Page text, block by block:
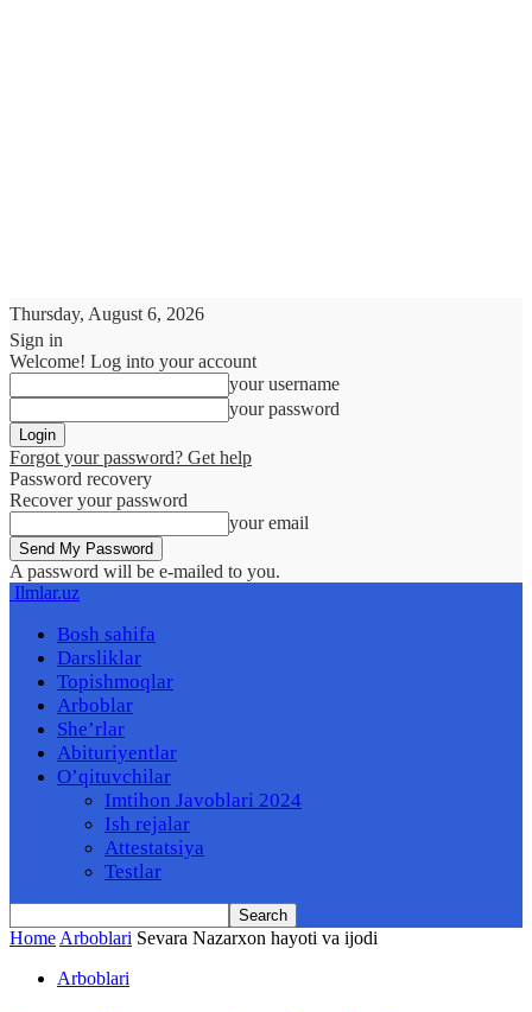
Thursday, August 6, 2026
Sign in
Welcome! Log into your account
your username
your password
Forgot your password? Get help
Password recovery
Recover your password
your email
A password will be e-mailed to you.
Ilmlar.uz
Bosh sahifa
Darsliklar
Topishmoqlar
Arboblar
She’rlar
Abituriyentlar
O’qituvchilar
Imtihon Javoblari 2024
Ish rejalar
Attestatsiya
Testlar
Home Arboblari Sevara Nazarxon hayoti va ijodi
Arboblari